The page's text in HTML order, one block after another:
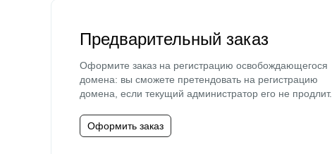
Предварительный заказ
Оформите заказ на регистрацию освобождающегося
домена: вы сможете претендовать на регистрацию
домена, если текущий администратор его не продлит.
Оформить заказ